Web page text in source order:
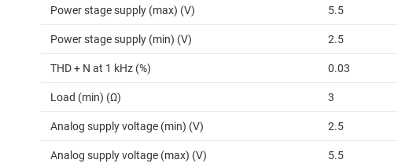
Power stage supply (max) (V) 5.5
Power stage supply (min) (V) 2.5
THD + N at 1 kHz (%) 0.03
Load (min) (Ω) 3
Analog supply voltage (min) (V) 2.5
Analog supply voltage (max) (V) 5.5